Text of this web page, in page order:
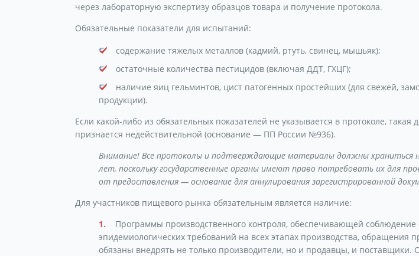
через лабораторную экспертизу образцов товара и получение протокола.
Обязательные показатели для испытаний:
содержание тяжелых металлов (кадмий, ртуть, свинец, мышьяк);
остаточные количества пестицидов (включая ДДТ, ГХЦГ);
наличие яиц гельминтов, цист патогенных простейших (для свежей,
продукции).
Если какой-либо из обязательных показателей не указывается в протоколе, такая
признается недействительной (основание — ПП России №936).
Внимание! Все протоколы и подтверждающие материалы должны храниться
лет, поскольку государственные органы имеют право потребовать их для
от предоставления — основание для аннулирования зарегистрированной
Для участников пищевого рынка обязательным является наличие:
Программы производственного контроля, обеспечивающей соблюдение
эпидемиологических требований на всех этапах производства, обращения
обязаны внедрять не только производители, но и продавцы, и поставщики.